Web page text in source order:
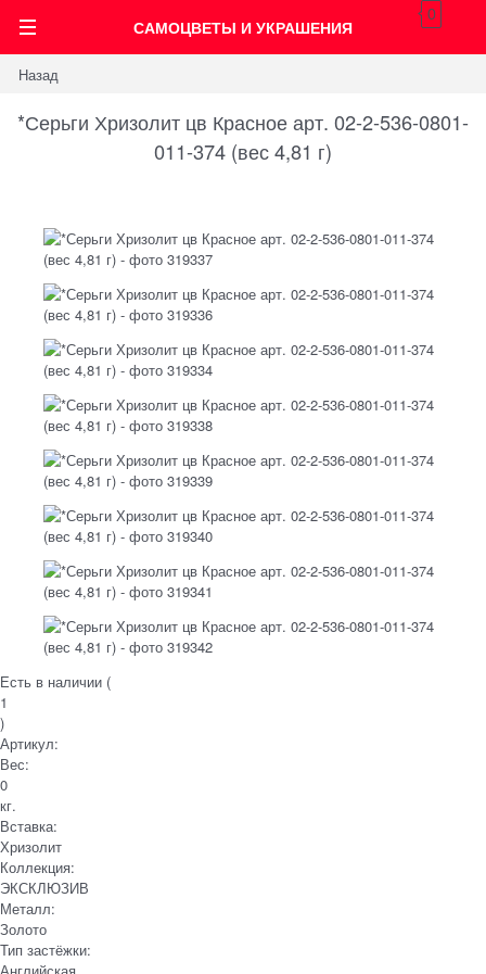
САМОЦВЕТЫ И УКРАШЕНИЯ
0
Назад
*Серьги Хризолит цв Красное арт. 02-2-536-0801-
011-374 (вес 4,81 г)
Есть в наличии (
1
)
Артикул:
Вес:
0
кг.
Вставка:
Хризолит
Коллекция:
ЭКСКЛЮЗИВ
Металл:
Золото
Тип застёжки:
Английская